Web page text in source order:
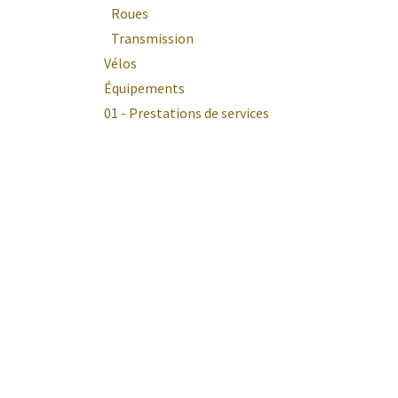
Roues
Transmission
Vélos
Équipements
01 - Prestations de services